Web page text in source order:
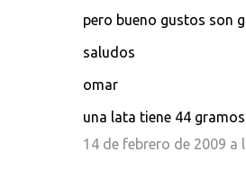
pero bueno gustos son
saludos
omar
una lata tiene 44
14 de febrero de 2009 a